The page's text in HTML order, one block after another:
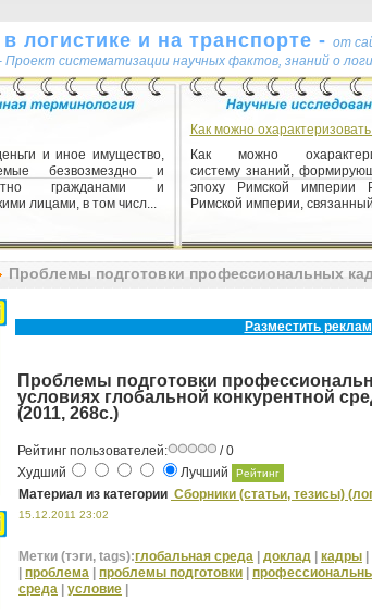
логистике и на транспорте - от
- Проект систематизации научных фактов, знаний о
и иное имущество,
безвозмездно и
гражданами и
лицами, в том числ...
познания в
множество способов
и обоснования
научного знания.
Как можно
Как можно
систему знаний,
эпоху Римской империи
Римской империи,
Проблемы подготовки профессиональных
Разместить
Проблемы подготовки
условиях глобальной конкурентной
(2011, 268с.)
Рейтинг пользователей:
/ 0
Худший
Лучший
Материал из категории Сборники (статьи, тезисы)
15.12.2011 23:02
Метки (тэги, tags):глобальная среда доклад кадры
проблема проблемы подготовки
среда
условие